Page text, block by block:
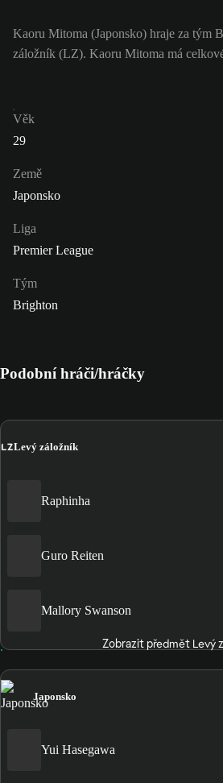
Kaoru Mitoma (Japonsko) hraje za tým
záložník (LZ). Kaoru Mitoma má
Věk
29
Země
Japonsko
Liga
Premier League
Tým
Brighton
Podobní hráči/hráčky
LZLevý záložník
Raphinha
Guro Reiten
Mallory Swanson
Zobrazit předmět Levý
Japonsko
Yui Hasegawa